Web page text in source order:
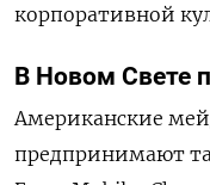
корпоративной
В Новом Свете
Американские
предпринимают